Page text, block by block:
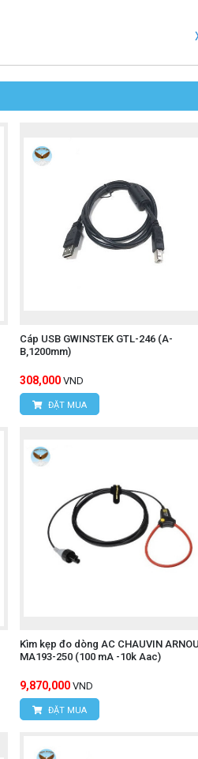
Cáp USB GWINSTEK GTL-246 (A-
B,1200mm)
308,000 VND
ĐẶT MUA
Kìm kẹp đo dòng AC CHAUVIN
MA193-250 (100 mA -10k Aac)
9,870,000 VND
ĐẶT MUA